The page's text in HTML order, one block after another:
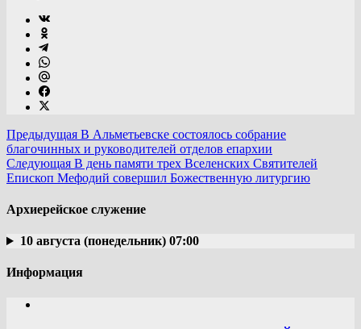
Предыдущая В Альметьевске состоялось собрание
благочинных и руководителей отделов епархии
Следующая В день памяти трех Вселенских Святителей
Епископ Мефодий совершил Божественную литургию
Архиерейское служение
10 августа (понедельник) 07:00
Информация